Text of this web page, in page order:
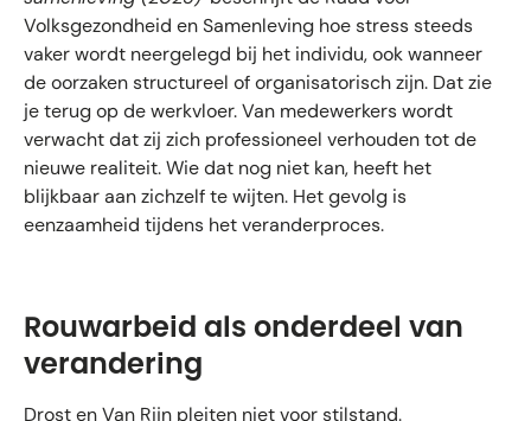
Volksgezondheid en Samenleving hoe stress steeds
vaker wordt neergelegd bij het individu, ook wanneer
de oorzaken structureel of organisatorisch zijn. Dat zie
je terug op de werkvloer. Van medewerkers wordt
verwacht dat zij zich professioneel verhouden tot de
nieuwe realiteit. Wie dat nog niet kan, heeft het
blijkbaar aan zichzelf te wijten. Het gevolg is
eenzaamheid tijdens het veranderproces.
Rouwarbeid als onderdeel van
verandering
Drost en Van Rijn pleiten niet voor stilstand.